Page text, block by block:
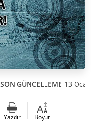
SON GÜNCELLEME 13
Yazdır Boyut